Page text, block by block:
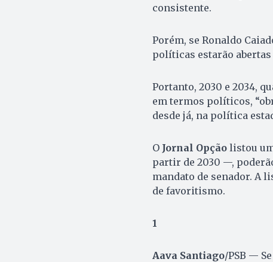
consistente.
Porém, se Ronaldo
políticas estarão
Portanto, 2030 e 2034,
em termos políticos,
desde já, na política
O Jornal Opçãolistou
partir de 2030 —,
mandato de senador. A
de favoritismo.
1
Aava Santiago/PSB —